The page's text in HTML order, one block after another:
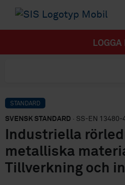
LOGGA
STANDARD
SVENSK STANDARD · SS-EN 13480-
Industriella
metalliska
Tillverkning och